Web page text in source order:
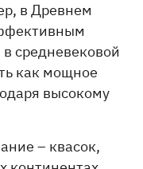
в Древнем
средневековой
как мощное
высокому
– квасок,